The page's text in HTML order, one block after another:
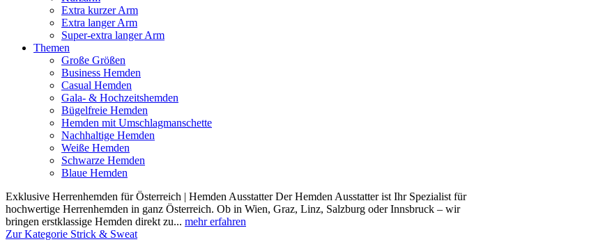
Extra kurzer Arm
Extra langer Arm
Super-extra langer Arm
Themen
Große Größen
Business Hemden
Casual Hemden
Gala- & Hochzeitshemden
Bügelfreie Hemden
Hemden mit Umschlagmanschette
Nachhaltige Hemden
Weiße Hemden
Schwarze Hemden
Blaue Hemden
Exklusive Herrenhemden für Österreich | Hemden Ausstatter Der Hemden Ausstatter ist Ihr Spezialist für
hochwertige Herrenhemden in ganz Österreich. Ob in Wien, Graz, Linz, Salzburg oder Innsbruck – wir
bringen erstklassige Hemden direkt zu... mehr erfahren
Zur Kategorie Strick & Sweat